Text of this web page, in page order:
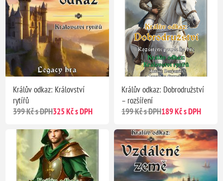
Králův odkaz: Království
rytířů
399 Kč s DPH325 Kč s DPH
Králův odkaz: Dobrodružství
– rozšíření
199 Kč s DPH189 Kč s DPH